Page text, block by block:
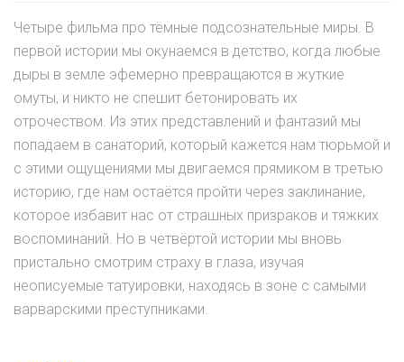
Четыре фильма про тёмные подсознательные миры. В
первой истории мы окунаемся в детство, когда любые
дыры в земле эфемерно превращаются в жуткие
омуты, и никто не спешит бетонировать их
отрочеством. Из этих представлений и фантазий мы
попадаем в санаторий, который кажется нам тюрьмой и
с этими ощущениями мы двигаемся прямиком в третью
историю, где нам остаётся пройти через заклинание,
которое избавит нас от страшных призраков и тяжких
воспоминаний. Но в четвёртой истории мы вновь
пристально смотрим страху в глаза, изучая
неописуемые татуировки, находясь в зоне с самыми
варварскими преступниками.